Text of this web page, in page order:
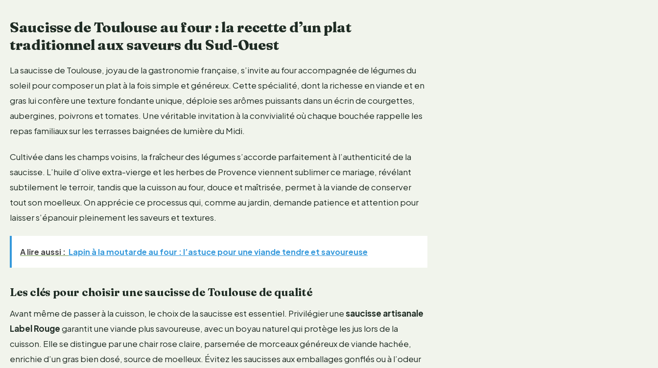
Saucisse de Toulouse au four : la recette d’un plat
traditionnel aux saveurs du Sud-Ouest
La saucisse de Toulouse, joyau de la gastronomie française, s’invite au four accompagnée de légumes du
soleil pour composer un plat à la fois simple et généreux. Cette spécialité, dont la richesse en viande et en
gras lui confère une texture fondante unique, déploie ses arômes puissants dans un écrin de courgettes,
aubergines, poivrons et tomates. Une véritable invitation à la convivialité où chaque bouchée rappelle les
repas familiaux sur les terrasses baignées de lumière du Midi.
Cultivée dans les champs voisins, la fraîcheur des légumes s’accorde parfaitement à l’authenticité de la
saucisse. L’huile d’olive extra-vierge et les herbes de Provence viennent sublimer ce mariage, révélant
subtilement le terroir, tandis que la cuisson au four, douce et maîtrisée, permet à la viande de conserver
tout son moelleux. On apprécie ce processus qui, comme au jardin, demande patience et attention pour
laisser s’épanouir pleinement les saveurs et textures.
A lire aussi : Lapin à la moutarde au four : l’astuce pour une viande tendre et savoureuse
Les clés pour choisir une saucisse de Toulouse de qualité
Avant même de passer à la cuisson, le choix de la saucisse est essentiel. Privilégier unesaucisse artisanale
Label Rougegarantit une viande plus savoureuse, avec un boyau naturel qui protège les jus lors de la
cuisson. Elle se distingue par une chair rose claire, parsemée de morceaux généreux de viande hachée,
enrichie d’un gras bien dosé, source de moelleux. Évitez les saucisses aux emballages gonflés ou à l’odeur